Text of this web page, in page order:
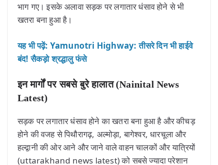
भाग गए। इसके अलावा सड़क पर लगातार धंसाव होने से भी
खतरा बना हुआ है।
यह भी पढ़ें: Yamunotri Highway: तीसरे दिन भी हाईवे
बंद! सैकड़ो श्रद्धालु फंसे
इन मार्गों पर सबसे बुरे हालात (Nainital News
Latest)
सड़क पर लगातार धंसाव होने का खतरा बना हुआ है और कीचड़
होने की वजह से पिथौरागढ़, अल्मोड़ा, बागेश्वर, धारचूला और
हल्द्वानी की ओर आने और जाने वाले वाहन चालकों और यात्रियों
(uttarakhand news latest) को सबसे ज्यादा परेशान